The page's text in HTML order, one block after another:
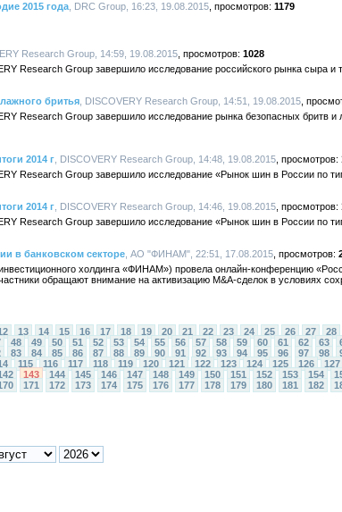
2015 года , DRC Group, 16:23, 19.08.2015
1179
Research Group, 14:59, 19.08.2015
1028
Research Group завершило исследование российского рынка сыра и
бритья , DISCOVERY Research Group, 14:51, 19.08.2015
Research Group завершило исследование рынка безопасных бритв и
2014 г , DISCOVERY Research Group, 14:48, 19.08.2015
Research Group завершило исследование «Рынок шин в России по
2014 г , DISCOVERY Research Group, 14:46, 19.08.2015
Research Group завершило исследование «Рынок шин в России по
в банковском секторе , АО "ФИНАМ", 22:51, 17.08.2015
холдинга «ФИНАМ») провела онлайн-конференцию
обращают внимание на активизацию M&A-сделок в условиях
13 14 15 16 17 18 19 20 21 22 23 24 25 26 27 28
48 49 50 51 52 53 54 55 56 57 58 59 60 61 62 63
83 84 85 86 87 88 89 90 91 92 93 94 95 96 97 98
115 116 117 118 119 120 121 122 123 124 125 126 127
143 144 145 146 147 148 149 150 151 152 153 154
171 172 173 174 175 176 177 178 179 180 181 182